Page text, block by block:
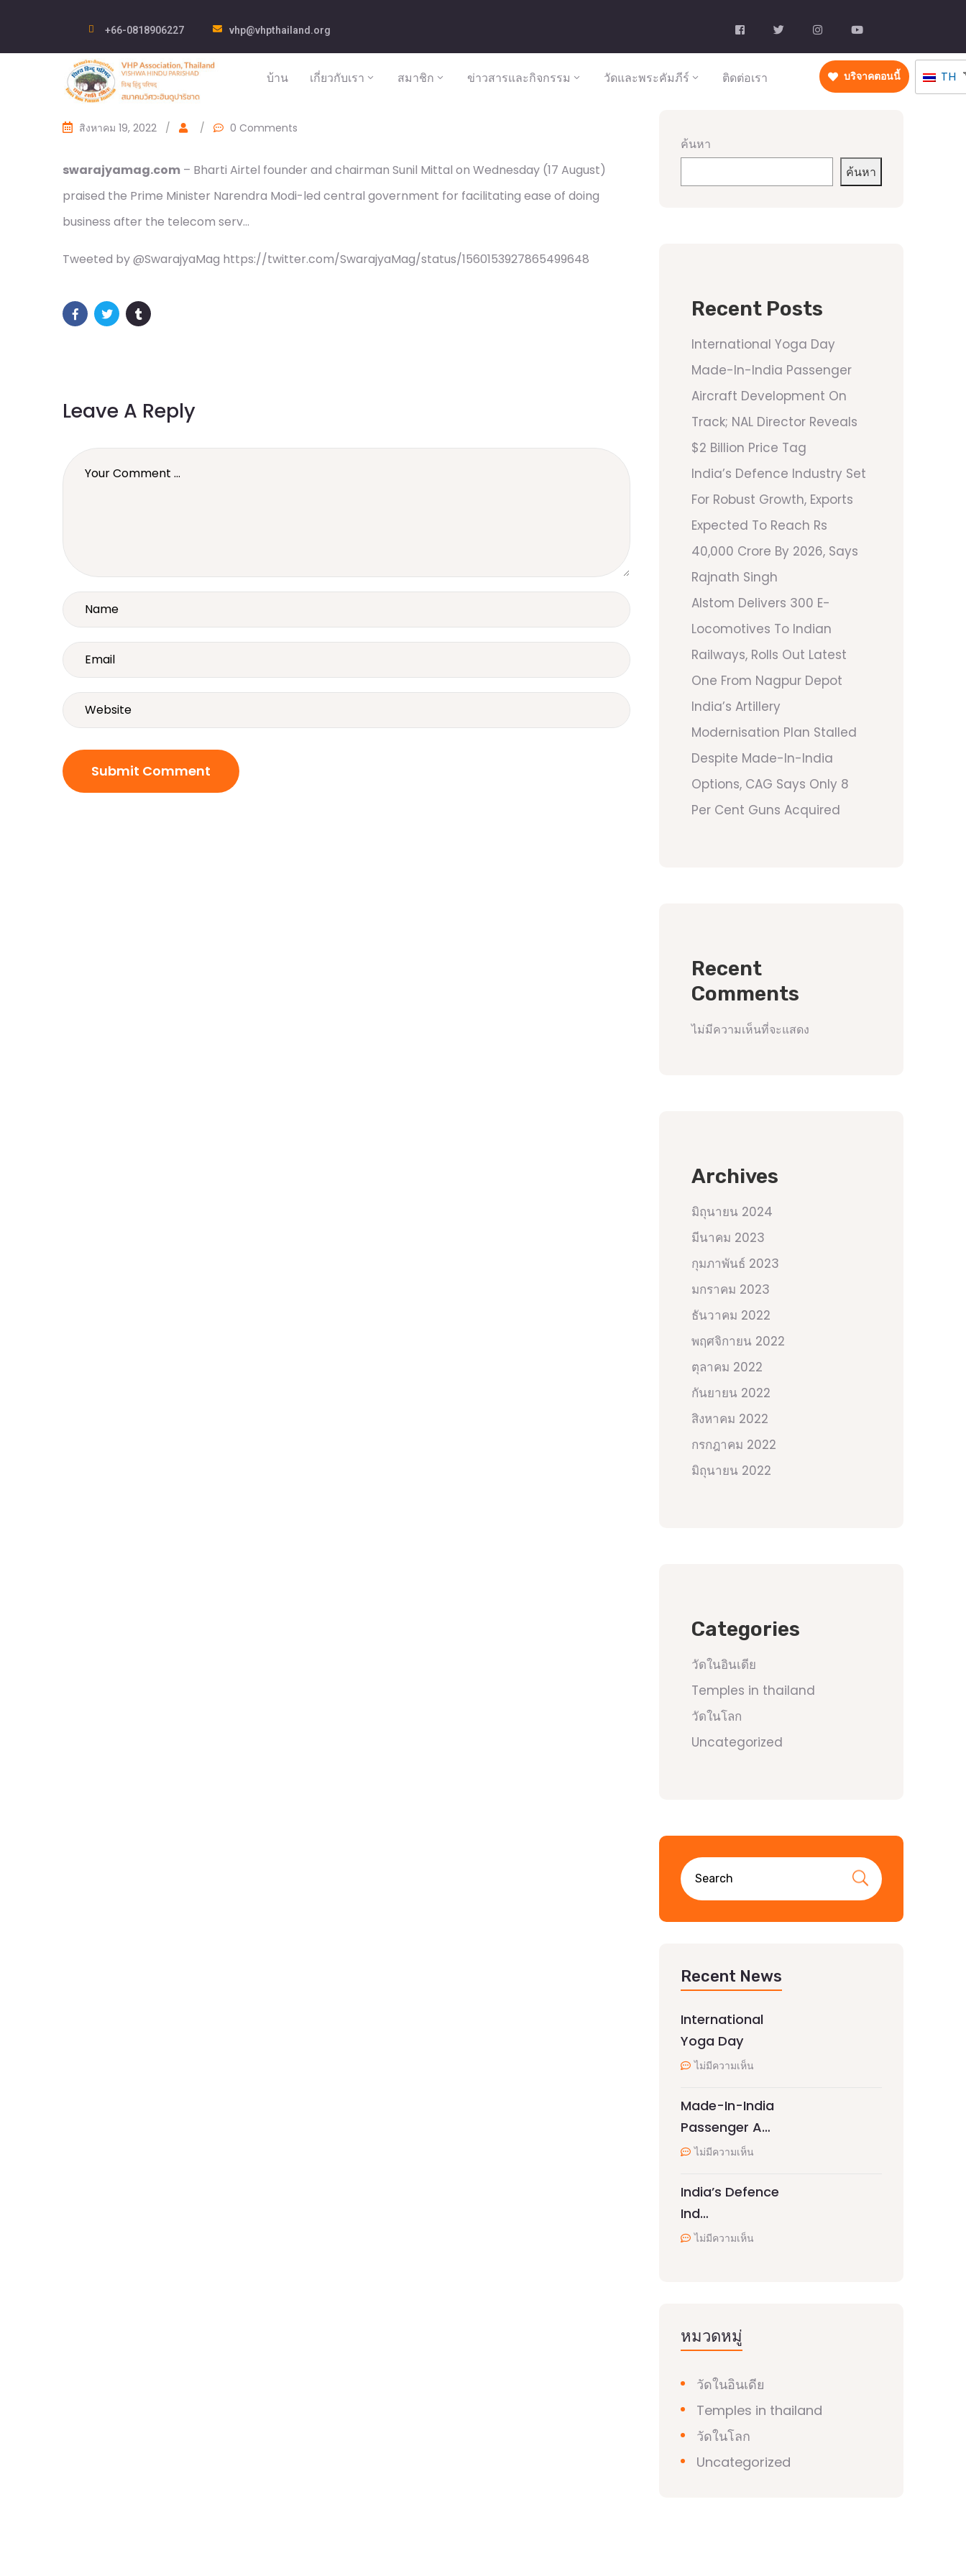
+66-0818906227 vhp@vhpthailand.org
บ้าน เกี่ยวกับเรา สมาชิก ข่าวสารและกิจกรรม วัดและพระคัมภีร์ ติดต่อเรา บริจาคตอนนี้ TH
สิงหาคม 19, 2022 / / 0 Comments
swarajyamag.com – Bharti Airtel founder and chairman Sunil Mittal on Wednesday (17 August)
praised the Prime Minister Narendra Modi-led central government for facilitating ease of doing
business after the telecom serv…
Tweeted by @SwarajyaMag https://twitter.com/SwarajyaMag/status/1560153927865499648
Leave A Reply
ค้นหา
ค้นหา
Recent Posts
International Yoga Day
Made-In-India Passenger
Aircraft Development On
Track; NAL Director Reveals
$2 Billion Price Tag
India’s Defence Industry Set
For Robust Growth, Exports
Expected To Reach Rs
40,000 Crore By 2026, Says
Rajnath Singh
Alstom Delivers 300 E-
Locomotives To Indian
Railways, Rolls Out Latest
One From Nagpur Depot
India’s Artillery
Modernisation Plan Stalled
Despite Made-In-India
Options, CAG Says Only 8
Per Cent Guns Acquired
Recent
Comments
ไม่มีความเห็นที่จะแสดง
Archives
มิถุนายน 2024
มีนาคม 2023
กุมภาพันธ์ 2023
มกราคม 2023
ธันวาคม 2022
พฤศจิกายน 2022
ตุลาคม 2022
กันยายน 2022
สิงหาคม 2022
กรกฎาคม 2022
มิถุนายน 2022
Categories
วัดในอินเดีย
Temples in thailand
วัดในโลก
Uncategorized
Recent News
International
Yoga Day
ไม่มีความเห็น
Made-In-India
Passenger A…
ไม่มีความเห็น
India’s Defence
Ind…
ไม่มีความเห็น
หมวดหมู่
วัดในอินเดีย
Temples in thailand
วัดในโลก
Uncategorized